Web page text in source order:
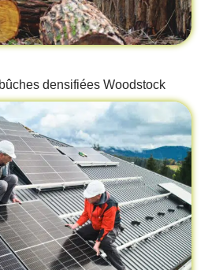
densifiées Woodstock